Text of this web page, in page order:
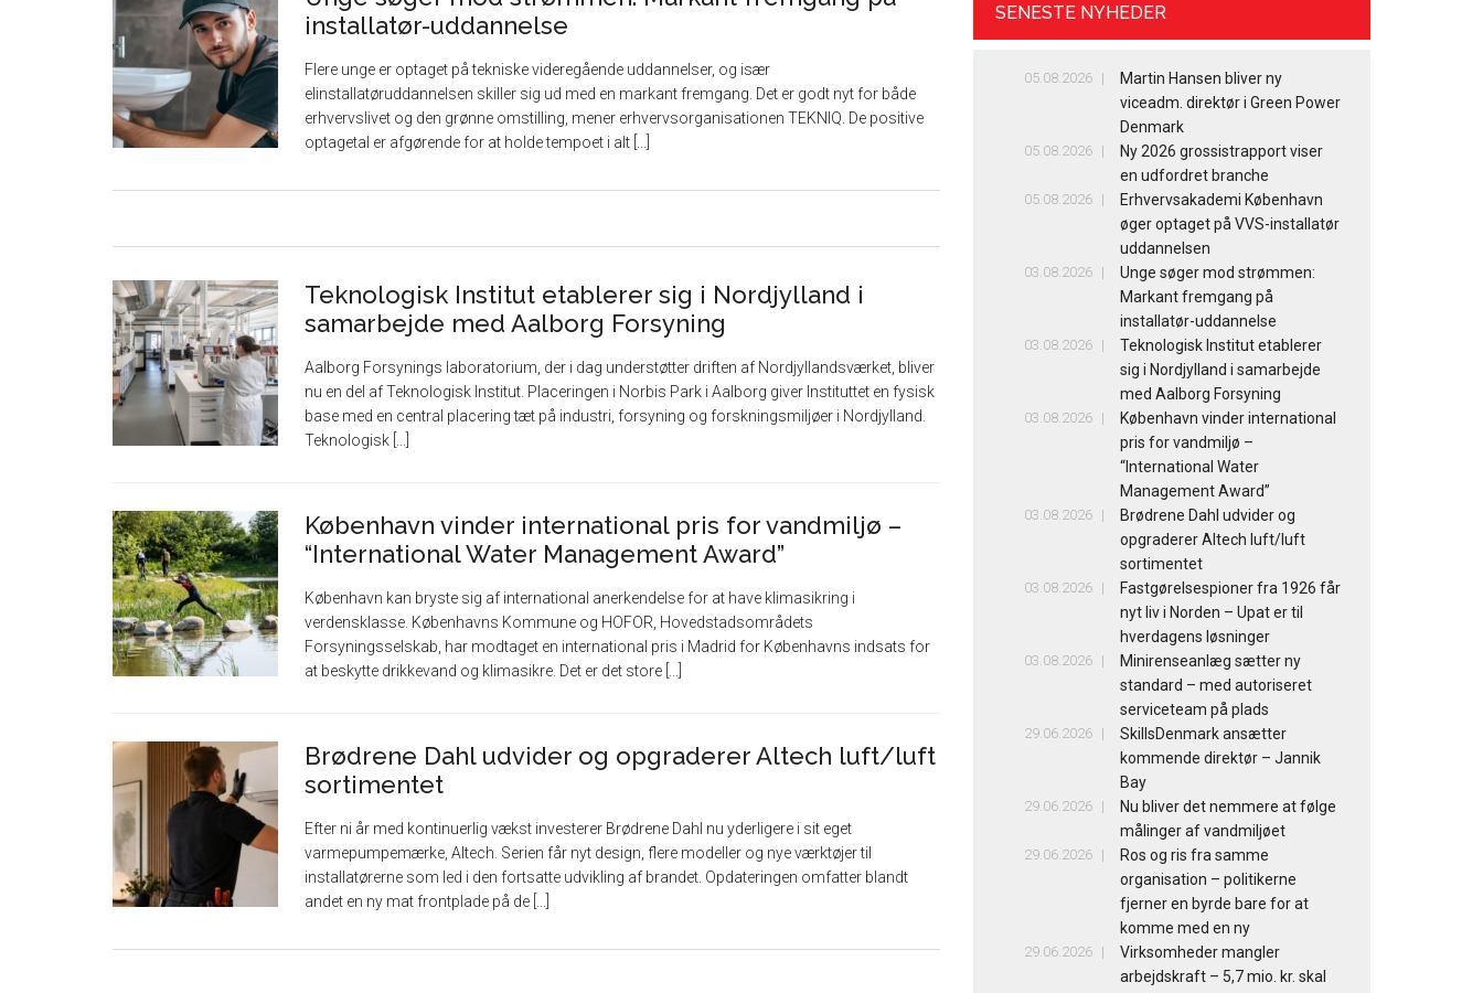
installatør-uddannelse
Flere unge er optaget på tekniske videregående uddannelser, og især
elinstallatøruddannelsen skiller sig ud med en markant fremgang. Det er godt nyt for både
erhvervslivet og den grønne omstilling, mener erhvervsorganisationen TEKNIQ. De positive
optagetal er afgørende for at holde tempoet i alt [...]
Teknologisk Institut etablerer sig i Nordjylland i
samarbejde med Aalborg Forsyning
Aalborg Forsynings laboratorium, der i dag understøtter driften af Nordjyllandsværket, bliver
nu en del af Teknologisk Institut. Placeringen i Norbis Park i Aalborg giver Instituttet en fysisk
base med en central placering tæt på industri, forsyning og forskningsmiljøer i Nordjylland.
Teknologisk [...]
København vinder international pris for vandmiljø –
“International Water Management Award”
København kan bryste sig af international anerkendelse for at have klimasikring i
verdensklasse. Københavns Kommune og HOFOR, Hovedstadsområdets
Forsyningsselskab, har modtaget en international pris i Madrid for Københavns indsats for
at beskytte drikkevand og klimasikre. Det er det store [...]
Brødrene Dahl udvider og opgraderer Altech luft/luft
sortimentet
Efter ni år med kontinuerlig vækst investerer Brødrene Dahl nu yderligere i sit eget
varmepumpemærke, Altech. Serien får nyt design, flere modeller og nye værktøjer til
installatørerne som led i den fortsatte udvikling af brandet. Opdateringen omfatter blandt
andet en ny mat frontplade på de [...]
SENESTE NYHEDER
05.08.2026
Martin Hansen bliver ny
viceadm. direktør i Green Power
Denmark
05.08.2026
Ny 2026 grossistrapport viser
en udfordret branche
05.08.2026
Erhvervsakademi København
øger optaget på VVS-installatør
uddannelsen
03.08.2026
Unge søger mod strømmen:
Markant fremgang på
installatør-uddannelse
03.08.2026
Teknologisk Institut etablerer
sig i Nordjylland i samarbejde
med Aalborg Forsyning
03.08.2026
København vinder international
pris for vandmiljø –
“International Water
Management Award”
03.08.2026
Brødrene Dahl udvider og
opgraderer Altech luft/luft
sortimentet
03.08.2026
Fastgørelsespioner fra 1926 får
nyt liv i Norden – Upat er til
hverdagens løsninger
03.08.2026
Minirenseanlæg sætter ny
standard – med autoriseret
serviceteam på plads
29.06.2026
SkillsDenmark ansætter
kommende direktør – Jannik
Bay
29.06.2026
Nu bliver det nemmere at følge
målinger af vandmiljøet
29.06.2026
Ros og ris fra samme
organisation – politikerne
fjerner en byrde bare for at
komme med en ny
29.06.2026
Virksomheder mangler
arbejdskraft – 5,7 mio. kr. skal